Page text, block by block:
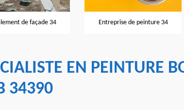
de façade 34 Entreprise de peinture 34
EN PEINTURE
34390